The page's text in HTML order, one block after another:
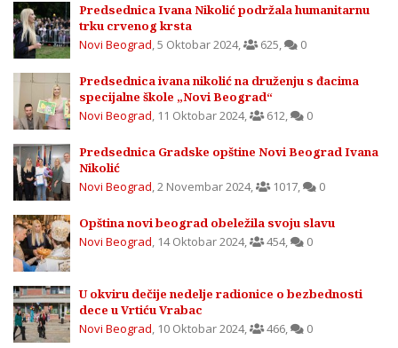
Predsednica Ivana Nikolić podržala humanitarnu
trku crvenog krsta
Novi Beograd,5 Oktobar 2024, 625, 0
Predsednica ivana nikolić na druženju s đacima
specijalne škole „Novi Beograd“
Novi Beograd, 11 Oktobar 2024, 612, 0
Predsednica Gradske opštine Novi Beograd Ivana
Nikolić
Novi Beograd,2 Novembar 2024, 1017, 0
Opština novi beograd obeležila svoju slavu
Novi Beograd, 14 Oktobar 2024, 454, 0
U okviru dečije nedelje radionice o bezbednosti
dece u Vrtiću Vrabac
Novi Beograd, 10 Oktobar 2024, 466, 0